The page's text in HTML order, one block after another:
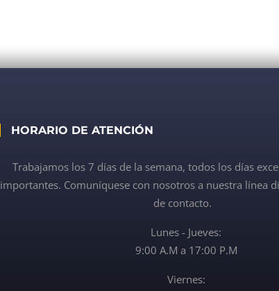
HORARIO DE ATENCIÓN
Trabajamos los 7 días de la semana, todos los días
importantes. Comuníquese con nosotros a nuestra línea
de contacto.
Lunes - Jueves:
9:00 A.M a 17:00 P.M
Viernes: